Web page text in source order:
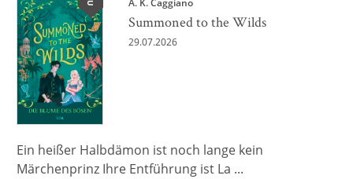
A. K. Caggiano
Summoned to the Wilds
29.07.2026
Ein heißer Halbdämon ist noch lange kein
Märchenprinz Ihre Entführung ist La ...